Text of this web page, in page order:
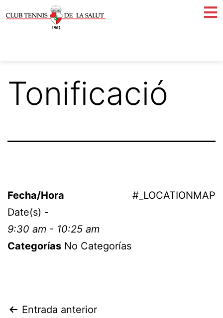
Tonificació
#_LOCATIONMAP
Fecha/Hora
Date(s) -
9:30 am - 10:25 am
Categorías No Categorías
Entrada anterior